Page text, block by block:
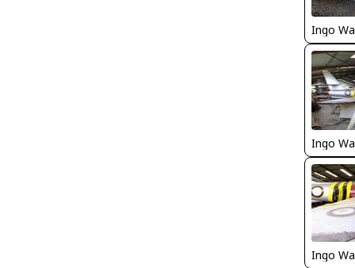
Ingo
Ingo
Ingo